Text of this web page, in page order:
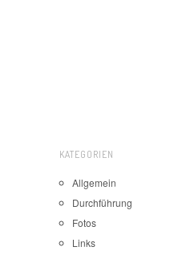
KATEGORIEN
Allgemein
Durchführung
Fotos
Links